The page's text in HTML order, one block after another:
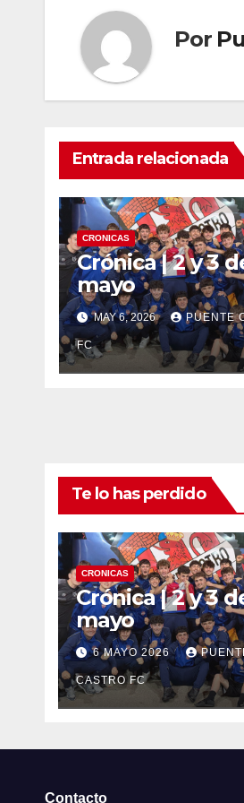
Por
Entrada relacionada
CRONICAS
Crónica | 2 y 3
mayo
MAY 6, 2026 PUENTE
FC
Te lo has perdido
CRONICAS
Crónica | 2 y 3
mayo
6 MAYO 2026
CASTRO FC
Contacto